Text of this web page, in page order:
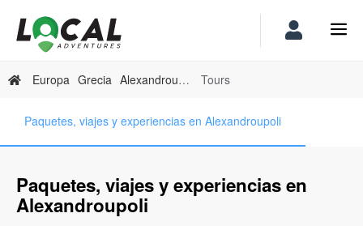
Europa Grecia Alexandroupoli Tours
Paquetes, viajes y experiencias en Alexandroupoli
Paquetes, viajes y experiencias en
Alexandroupoli